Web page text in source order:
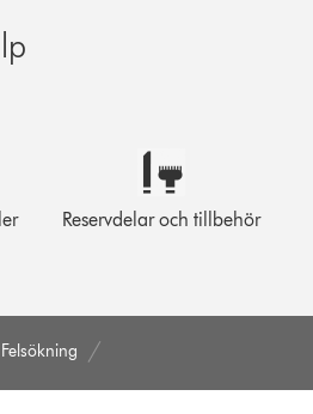
Reservdelar och tillbehör
Felsökning